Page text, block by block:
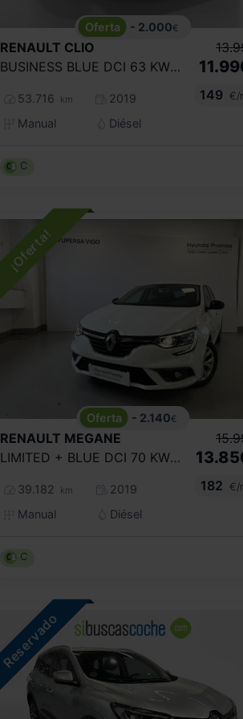
- 2.000€
RENAULT CLIO
BUSINESS BLUE DCI 63 KW (85CV)
53.716 km
2019
Manual
Diésel
149
€/
C
- 2.140€
RENAULT MEGANE
LIMITED + BLUE DCI 70 KW (95CV) SS
39.182 km
2019
Manual
Diésel
182
€/
C